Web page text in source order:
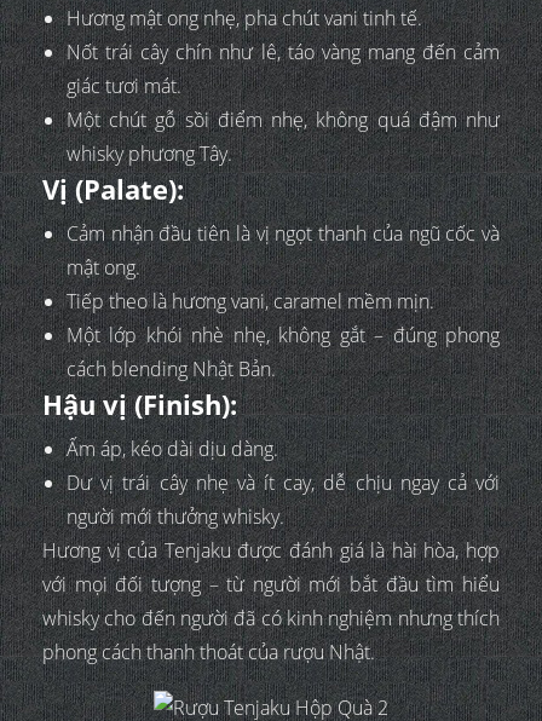
Hương mật ong nhẹ, pha chút vani tinh tế.
Nốt trái cây chín như lê, táo vàng mang đến cảm
giác tươi mát.
Một chút gỗ sồi điểm nhẹ, không quá đậm như
whisky phương Tây.
Vị (Palate):
Cảm nhận đầu tiên là vị ngọt thanh của ngũ cốc và
mật ong.
Tiếp theo là hương vani, caramel mềm mịn.
Một lớp khói nhè nhẹ, không gắt – đúng phong
cách blending Nhật Bản.
Hậu vị (Finish):
Ấm áp, kéo dài dịu dàng.
Dư vị trái cây nhẹ và ít cay, dễ chịu ngay cả với
người mới thưởng whisky.
Hương vị của Tenjaku được đánh giá là hài hòa, hợp
với mọi đối tượng – từ người mới bắt đầu tìm hiểu
whisky cho đến người đã có kinh nghiệm nhưng thích
phong cách thanh thoát của rượu Nhật.